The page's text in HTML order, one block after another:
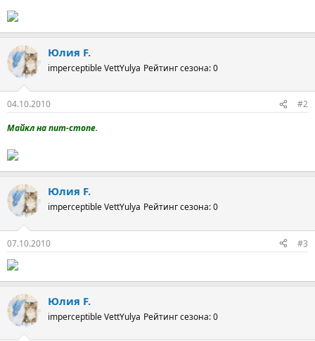
Юлия F.
imperceptible VettYulya Рейтинг сезона: 0
04.10.2010
#2
Майкл на пит-стопе.
Юлия F.
imperceptible VettYulya Рейтинг сезона: 0
07.10.2010 #3
Юлия F.
imperceptible VettYulya Рейтинг сезона: 0